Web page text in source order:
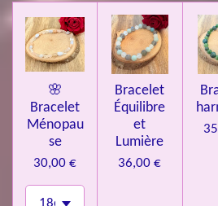
🌸
Bracelet
Ménopau
se
30,00 €
Bracelet
Équilibre
et
Lumière
36,00 €